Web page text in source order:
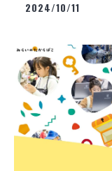
2024/10/11